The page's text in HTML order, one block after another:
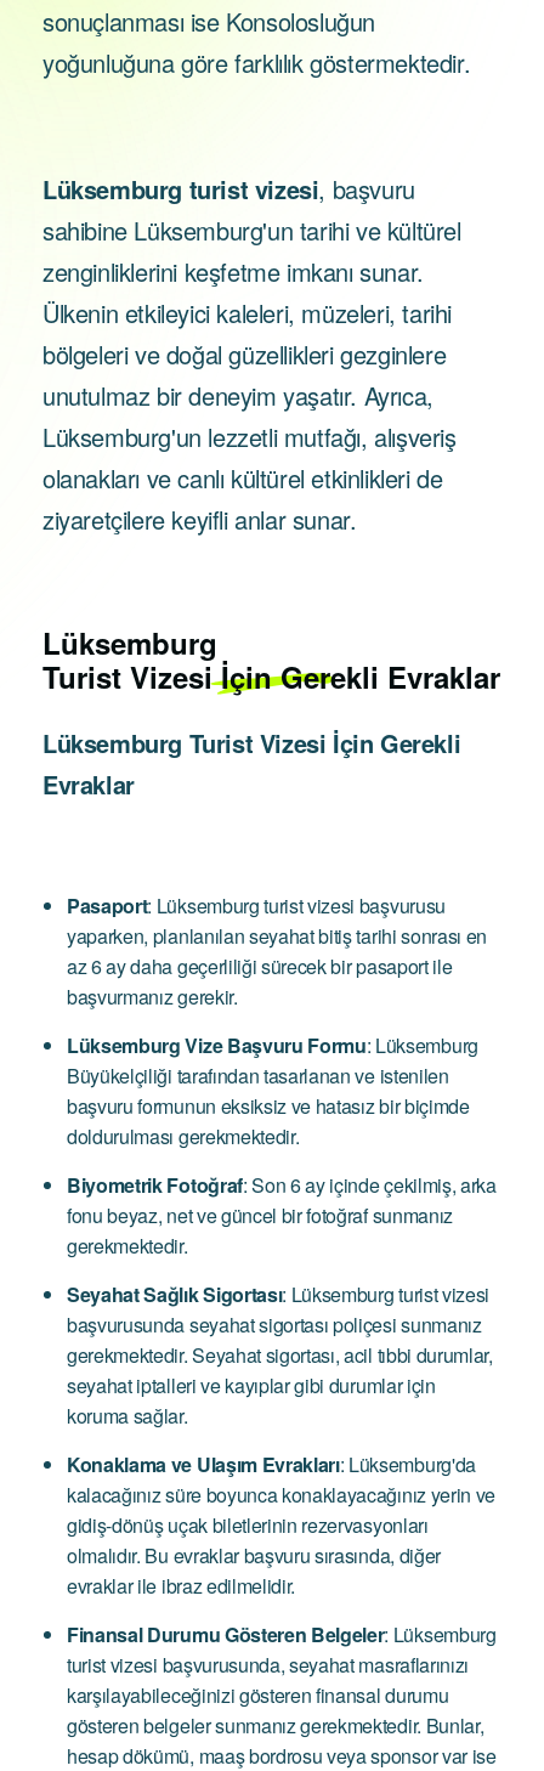
sonuçlanması ise Konsolosluğun
yoğunluğuna göre farklılık göstermektedir.
Lüksemburg turist vizesi, başvuru
sahibine Lüksemburg'un tarihi ve kültürel
zenginliklerini keşfetme imkanı sunar.
Ülkenin etkileyici kaleleri, müzeleri, tarihi
bölgeleri ve doğal güzellikleri gezginlere
unutulmaz bir deneyim yaşatır. Ayrıca,
Lüksemburg'un lezzetli mutfağı, alışveriş
olanakları ve canlı kültürel etkinlikleri de
ziyaretçilere keyifli anlar sunar.
Lüksemburg
Turist Vizesi İçin Gerekli Evraklar
Lüksemburg Turist Vizesi İçin Gerekli
Evraklar
Pasaport: Lüksemburg turist vizesi başvurusu
yaparken, planlanılan seyahat bitiş tarihi sonrası en
az 6 ay daha geçerliliği sürecek bir pasaport ile
başvurmanız gerekir.
Lüksemburg Vize Başvuru Formu: Lüksemburg
Büyükelçiliği tarafından tasarlanan ve istenilen
başvuru formunun eksiksiz ve hatasız bir biçimde
doldurulması gerekmektedir.
Biyometrik Fotoğraf: Son 6 ay içinde çekilmiş, arka
fonu beyaz, net ve güncel bir fotoğraf sunmanız
gerekmektedir.
Seyahat Sağlık Sigortası: Lüksemburg turist vizesi
başvurusunda seyahat sigortası poliçesi sunmanız
gerekmektedir. Seyahat sigortası, acil tıbbi durumlar,
seyahat iptalleri ve kayıplar gibi durumlar için
koruma sağlar.
Konaklama ve Ulaşım Evrakları: Lüksemburg'da
kalacağınız süre boyunca konaklayacağınız yerin ve
gidiş-dönüş uçak biletlerinin rezervasyonları
olmalıdır. Bu evraklar başvuru sırasında, diğer
evraklar ile ibraz edilmelidir.
Finansal Durumu Gösteren Belgeler: Lüksemburg
turist vizesi başvurusunda, seyahat masraflarınızı
karşılayabileceğinizi gösteren finansal durumu
gösteren belgeler sunmanız gerekmektedir. Bunlar,
hesap dökümü, maaş bordrosu veya sponsor var ise